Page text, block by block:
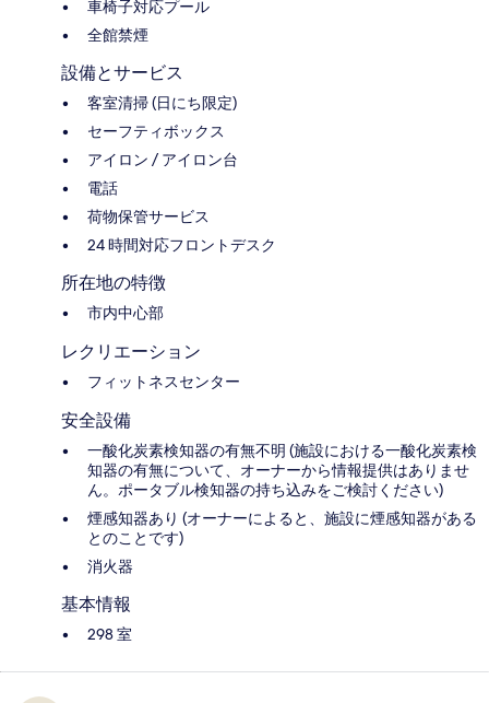
車椅子対応プール
全館禁煙
設備とサービス
客室清掃 (日にち限定)
セーフティボックス
アイロン / アイロン台
電話
荷物保管サービス
24 時間対応フロントデスク
所在地の特徴
市内中心部
レクリエーション
フィットネスセンター
安全設備
一酸化炭素検知器の有無不明 (施設における一酸化炭素検
知器の有無について、オーナーから情報提供はありませ
ん。ポータブル検知器の持ち込みをご検討ください)
煙感知器あり (オーナーによると、施設に煙感知器がある
とのことです)
消火器
基本情報
298 室